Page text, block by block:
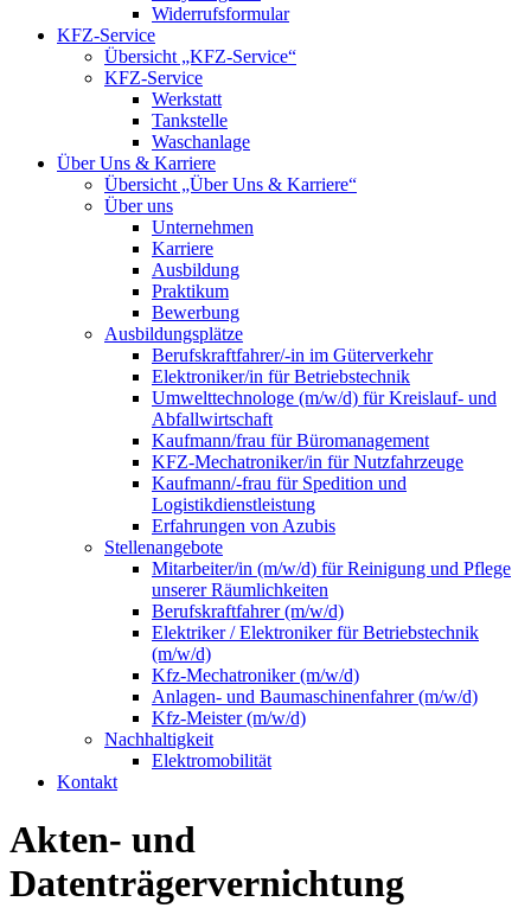
Widerrufsformular
KFZ-Service
Übersicht „KFZ-Service“
KFZ-Service
Werkstatt
Tankstelle
Waschanlage
Über Uns & Karriere
Übersicht „Über Uns & Karriere“
Über uns
Unternehmen
Karriere
Ausbildung
Praktikum
Bewerbung
Ausbildungsplätze
Berufskraftfahrer/-in im Güterverkehr
Elektroniker/in für Betriebstechnik
Umwelttechnologe (m/w/d) für Kreislauf- und
Abfallwirtschaft
Kaufmann/frau für Büromanagement
KFZ-Mechatroniker/in für Nutzfahrzeuge
Kaufmann/-frau für Spedition und
Logistikdienstleistung
Erfahrungen von Azubis
Stellenangebote
Mitarbeiter/in (m/w/d) für Reinigung und Pflege
unserer Räumlichkeiten
Berufskraftfahrer (m/w/d)
Elektriker / Elektroniker für Betriebstechnik
(m/w/d)
Kfz-Mechatroniker (m/w/d)
Anlagen- und Baumaschinenfahrer (m/w/d)
Kfz-Meister (m/w/d)
Nachhaltigkeit
Elektromobilität
Kontakt
Akten- und
Datenträgervernichtung